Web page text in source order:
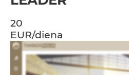
20
EUR/diena